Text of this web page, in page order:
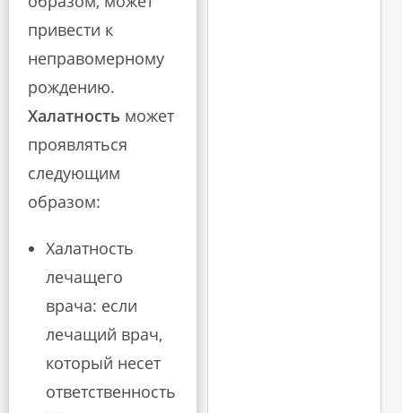
привести к
неправомерному
рождению.
Халатность может
проявляться
следующим
образом:
Халатность
лечащего
врача: если
лечащий врач,
который несет
ответственность